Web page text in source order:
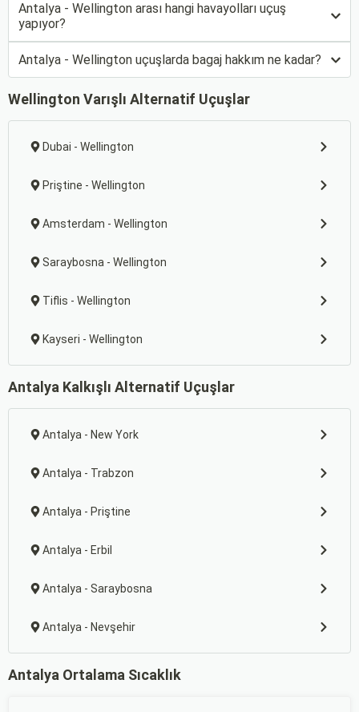
Antalya - Wellington arası hangi havayolları uçuş
yapıyor?
Antalya - Wellington uçuşlarda bagaj hakkım ne kadar?
Wellington Varışlı Alternatif Uçuşlar
Dubai - Wellington
Priştine - Wellington
Amsterdam - Wellington
Saraybosna - Wellington
Tiflis - Wellington
Kayseri - Wellington
Antalya Kalkışlı Alternatif Uçuşlar
Antalya - New York
Antalya - Trabzon
Antalya - Priştine
Antalya - Erbil
Antalya - Saraybosna
Antalya - Nevşehir
Antalya Ortalama Sıcaklık